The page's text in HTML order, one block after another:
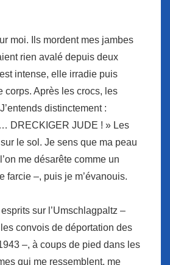
moi. Ils mordent mes jambes
rien avalé depuis deux
intense, elle irradie puis
corps. Après les crocs, les
distinctement :
DRECKIGER JUDE ! » Les
le sol. Je sens que ma peau
me désarête comme un
farcie –, puis je m’évanouis.
sur l’Umschlagpaltz –
les convois de déportation des
–, à coups de pied dans les
qui me ressemblent, me